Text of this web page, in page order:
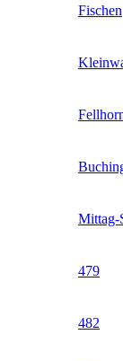
Fischen
Mittag-
479
482